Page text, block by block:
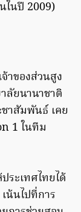
ในปี 2009)
าของส่วนสูง
ลัยนานาชาติ
าสัมพันธ์ เคย
1 ในทีม
ระเทศไทยได้
น้นไปที่การ